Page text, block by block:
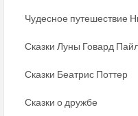
Чудесное путешествие
Сказки Луны Говард
Сказки Беатрис Поттер
Сказки о дружбе